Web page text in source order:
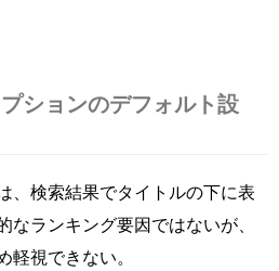
ションのデフォルト設
、検索結果でタイトルの下に表
なランキング要因ではないが、
軽視できない。